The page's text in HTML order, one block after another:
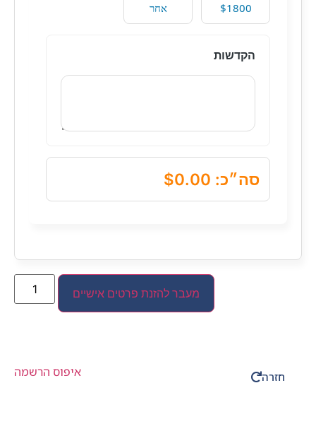
$1800 אחר
הקדשות
סה״כ: $0.00
חזרה